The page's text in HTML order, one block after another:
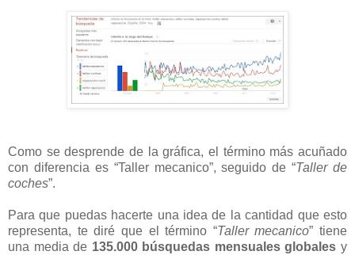
Como se desprende de la gráfica, el término más acuñado
con diferencia es “Taller mecanico”, seguido de “Taller de
coches”.
Para que puedas hacerte una idea de la cantidad que esto
representa, te diré que el término “Taller mecanico” tiene
una media de 135.000 búsquedas mensuales globales y